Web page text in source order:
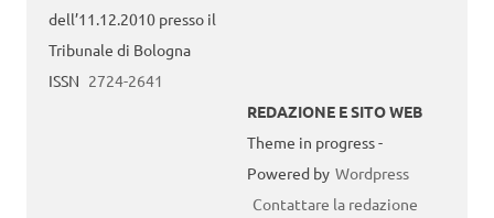
dell’11.12.2010 presso il
Tribunale di Bologna
ISSN 2724-2641
REDAZIONE E SITO WEB
Theme in progress -
Powered by Wordpress
Contattare la redazione